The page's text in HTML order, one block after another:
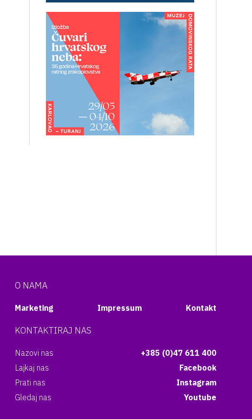
O NAMA
Marketing Impressum Kontakt
KONTAKTIRAJ NAS
Nazovi nas
+385 (0)47 611 400
Lajkaj nas
Facebook
Prati nas
Instagram
Gledaj nas
Youtube